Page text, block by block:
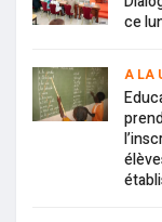
ce
A LA